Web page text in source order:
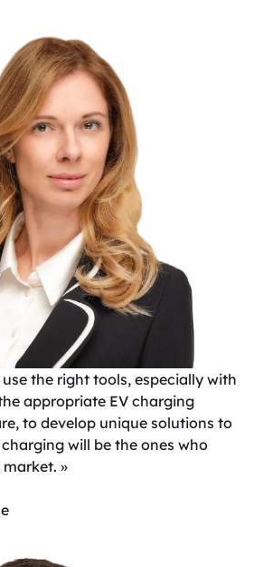
the right tools, especially with
appropriate EV charging
to develop unique solutions to
will be the ones who
»